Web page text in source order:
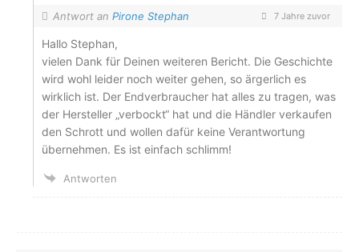
Antwort an Pirone Stephan 7 Jahre zuvor
Hallo Stephan,
vielen Dank für Deinen weiteren Bericht. Die Geschichte
wird wohl leider noch weiter gehen, so ärgerlich es
wirklich ist. Der Endverbraucher hat alles zu tragen, was
der Hersteller „verbockt“ hat und die Händler verkaufen
den Schrott und wollen dafür keine Verantwortung
übernehmen. Es ist einfach schlimm!
Antworten